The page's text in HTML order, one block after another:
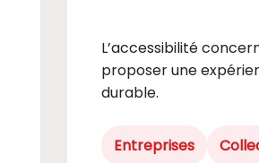
L’accessibilité
proposer une
durable.
Entreprises